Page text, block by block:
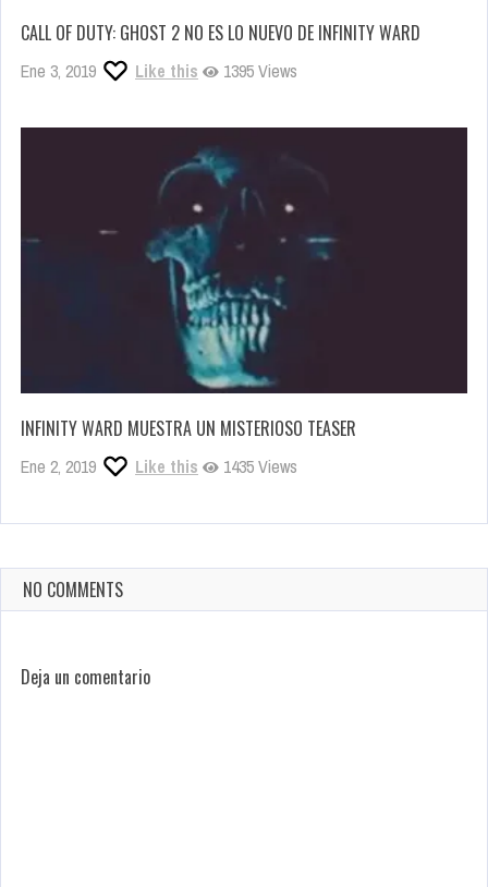
CALL OF DUTY: GHOST 2 NO ES LO NUEVO DE INFINITY WARD
Ene 3, 2019 Like this 1395 Views
INFINITY WARD MUESTRA UN MISTERIOSO TEASER
Ene 2, 2019 Like this 1435 Views
NO COMMENTS
Deja un comentario